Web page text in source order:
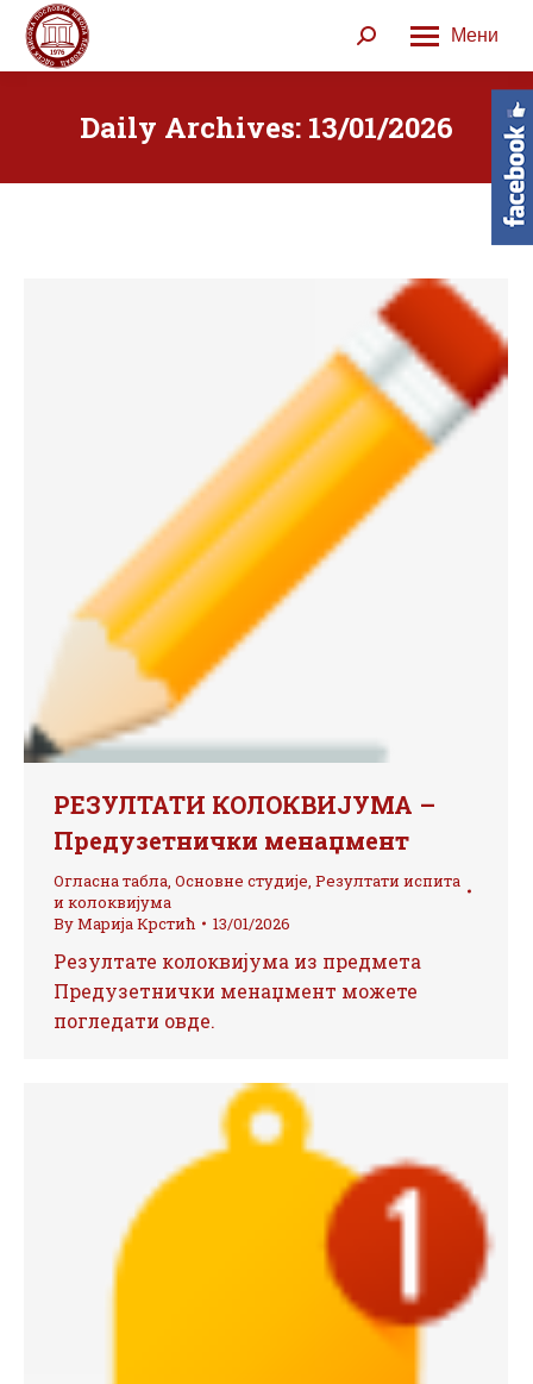
Мени
Search:
Daily Archives: 13/01/2026
РЕЗУЛТАТИ КОЛОКВИЈУМА –
Предузетнички менаџмент
Огласна табла, Основне студије, Резултати испита
и колоквијума
ByМарија Крстић 13/01/2026
Резултате колоквијума из предмета
Предузетнички менаџмент можете
погледати овде.